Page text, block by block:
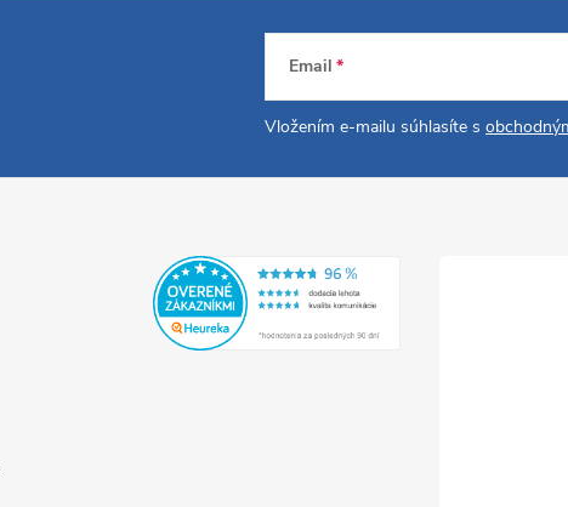
Email
Vložením e-mailu súhlasíte s